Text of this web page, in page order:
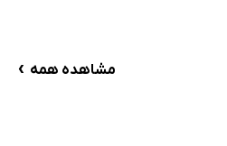
مشاهده همه ›